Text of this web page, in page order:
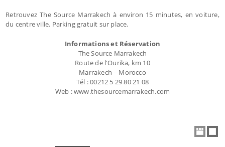
Retrouvez The Source Marrakech à environ 15 minutes, en voiture,
du centre ville. Parking gratuit sur place.
Informations et Réservation
The Source Marrakech
Route de l'Ourika, km 10
Marrakech – Morocco
Tél : 00212 5 29 80 21 08
Web : www.thesourcemarrakech.com